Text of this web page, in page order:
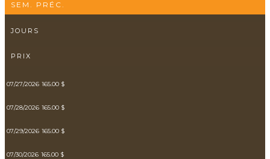
SEM. PRÉC.
JOURS
PRIX
07/27/2026 165.00 $
07/28/2026 165.00 $
07/29/2026 165.00 $
07/30/2026 165.00 $